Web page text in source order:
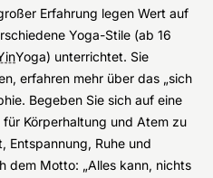
Erfahrung legen Wert auf
Yoga-Stile (ab 16
Yoga) unterrichtet. Sie
erfahren mehr über das „sich
Begeben Sie sich auf eine
für Körperhaltung und Atem zu
Entspannung, Ruhe und
dem Motto: „Alles kann, nichts